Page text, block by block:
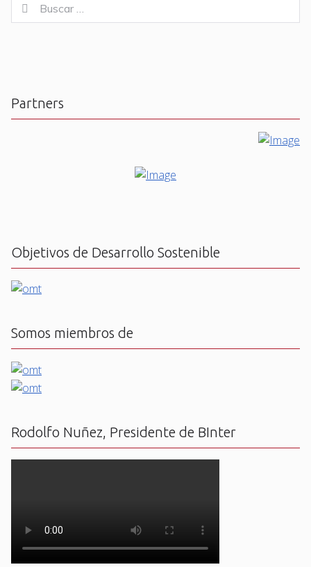
for:
Buscar
Partners
Objetivos de Desarrollo Sostenible
Somos miembros de
Rodolfo Nuñez, Presidente de BInter